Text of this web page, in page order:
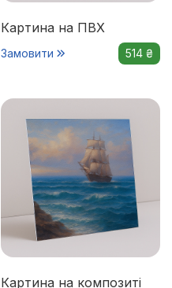
Картина на ПВХ
Замовити 514 ₴
Картина на композиті